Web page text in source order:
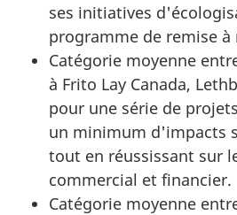
ses initiatives
programme de remise à
Catégorie moyenne
à Frito Lay Canada,
pour une série de
un minimum d'impacts
tout en réussissant sur
commercial et financier.
Catégorie moyenne